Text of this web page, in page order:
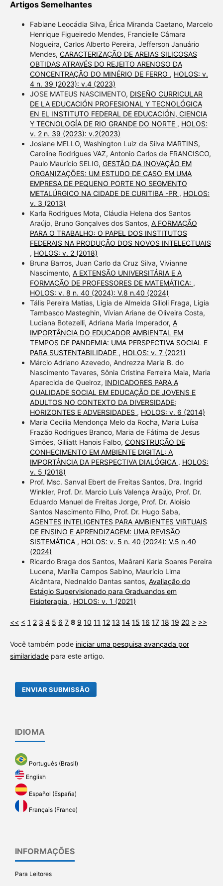
Artigos Semelhantes
Fabiane Leocádia Silva, Érica Miranda Caetano, Marcelo
Henrique Figueiredo Mendes, Francielle Câmara
Nogueira, Carlos Alberto Pereira, Jefferson Januário
Mendes, CARACTERIZAÇÃO DE AREIAS SILICOSAS
OBTIDAS ATRAVÉS DO REJEITO ARENOSO DA
CONCENTRAÇÃO DO MINÉRIO DE FERRO , HOLOS: v.
4 n. 39 (2023): v.4 (2023)
JOSE MATEUS NASCIMENTO, DISEÑO CURRICULAR
DE LA EDUCACIÓN PROFESIONAL Y TECNOLÓGICA
EN EL INSTITUTO FEDERAL DE EDUCACIÓN, CIENCIA
Y TECNOLOGÍA DE RIO GRANDE DO NORTE , HOLOS:
v. 2 n. 39 (2023): v.2(2023)
Josiane MELLO, Washington Luiz da Silva MARTINS,
Caroline Rodrigues VAZ, Antonio Carlos de FRANCISCO,
Paulo Maurício SELIG, GESTÃO DA INOVAÇÃO EM
ORGANIZAÇÕES: UM ESTUDO DE CASO EM UMA
EMPRESA DE PEQUENO PORTE NO SEGMENTO
METALÚRGICO NA CIDADE DE CURITIBA -PR , HOLOS:
v. 3 (2013)
Karla Rodrigues Mota, Cláudia Helena dos Santos
Araújo, Bruno Gonçalves dos Santos, A FORMAÇÃO
PARA O TRABALHO: O PAPEL DOS INSTITUTOS
FEDERAIS NA PRODUÇÃO DOS NOVOS INTELECTUAIS
, HOLOS: v. 2 (2018)
Bruna Barros, Juan Carlo da Cruz Silva, Vivianne
Nascimento, A EXTENSÃO UNIVERSITÁRIA E A
FORMAÇÃO DE PROFESSORES DE MATEMÁTICA: ,
HOLOS: v. 8 n. 40 (2024): V.8 n.40 (2024)
Tális Pereira Matias, Ligia de Almeida Gilioli Fraga, Ligia
Tambasco Masteghin, Vívian Ariane de Oliveira Costa,
Luciana Botezelli, Adriana Maria Imperador, A
IMPORTÂNCIA DO EDUCADOR AMBIENTAL EM
TEMPOS DE PANDEMIA: UMA PERSPECTIVA SOCIAL E
PARA SUSTENTABILIDADE , HOLOS: v. 7 (2021)
Márcio Adriano Azevedo, Andrezza Maria B. do
Nascimento Tavares, Sônia Cristina Ferreira Maia, Maria
Aparecida de Queiroz, INDICADORES PARA A
QUALIDADE SOCIAL EM EDUCAÇÃO DE JOVENS E
ADULTOS NO CONTEXTO DA DIVERSIDADE:
HORIZONTES E ADVERSIDADES , HOLOS: v. 6 (2014)
Maria Cecilia Mendonça Melo da Rocha, Maria Luísa
Frazão Rodrigues Branco, Maria de Fátima de Jesus
Simões, Gilliatt Hanois Falbo, CONSTRUÇÃO DE
CONHECIMENTO EM AMBIENTE DIGITAL: A
IMPORTÂNCIA DA PERSPECTIVA DIALÓGICA , HOLOS:
v. 5 (2018)
Prof. Msc. Sanval Ebert de Freitas Santos, Dra. Ingrid
Winkler, Prof. Dr. Marcio Luís Valença Araújo, Prof. Dr.
Eduardo Manuel de Freitas Jorge, Prof. Dr. Aloisio
Santos Nascimento Filho, Prof. Dr. Hugo Saba,
AGENTES INTELIGENTES PARA AMBIENTES VIRTUAIS
DE ENSINO E APRENDIZAGEM: UMA REVISÃO
SISTEMÁTICA , HOLOS: v. 5 n. 40 (2024): V.5 n.40
(2024)
Ricardo Braga dos Santos, Maârani Karla Soares Pereira
Lucena, Marília Campos Sabino, Maurício Lima
Alcântara, Nednaldo Dantas santos, Avaliação do
Estágio Supervisionado para Graduandos em
Fisioterapia , HOLOS: v. 1 (2021)
<< < 1 2 3 4 5 6 7 8 9 10 11 12 13 14 15 16 17 18 19 20 > >>
Você também pode iniciar uma pesquisa avançada por
similaridadepara este artigo.
ENVIAR SUBMISSÃO
IDIOMA
Português (Brasil)
English
Español (España)
Français (France)
INFORMAÇÕES
Para Leitores